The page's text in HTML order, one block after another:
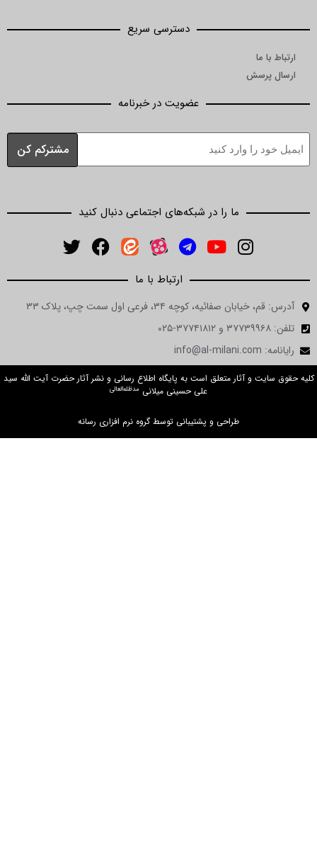
دسترسی سریع
ارتباط با ما
ارسال پرسش
عضویت در خبرنامه
ما را در شبکه‌های اجتماعی دنبال کنید
ارتباط با ما
آدرس: قم، خیابان صفائیه، کوچه ۳۴، فرعی اول سمت چپ، پلاک ۳۳
تلفن: ۳۷۷۳۹۹۶۸ و ۳۷۷۴۱۸۱۲-۰۲۵
رایانامه: info@al-milani.com
کلیه حقوق سایت و آثار متعلق است به پایگاه اطلاع رسانی و نشر آثار حضرت آیت الله سید
علی حسینی میلانی مدظله‌العالی
طراحی و پشتیبانی توسط گروه نرم افزاری رسانه